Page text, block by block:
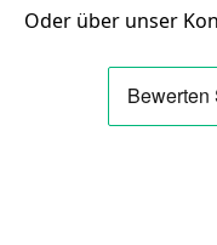
Oder über unser